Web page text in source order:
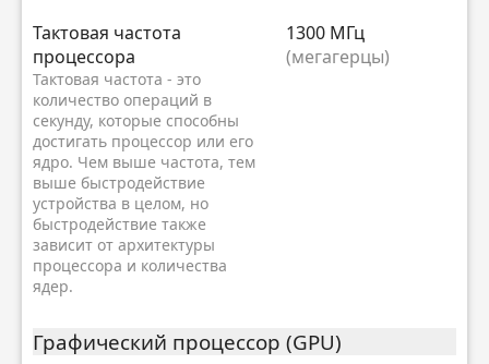
Тактовая частота
процессора
Тактовая частота - это
количество операций в
секунду, которые способны
достигать процессор или его
ядро. Чем выше частота, тем
выше быстродействие
устройства в целом, но
быстродействие также
зависит от архитектуры
процессора и количества
ядер.
1300 МГц
(мегагерцы)
Графический процессор (GPU)